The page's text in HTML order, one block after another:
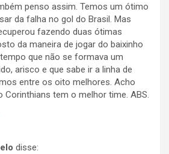
penso assim. Temos um ótimo
da falha no gol do Brasil. Mas
fazendo duas ótimas
da maneira de jogar do baixinho
que não se formava um
arisco e que sabe ir a linha de
entre os oito melhores. Acho
Corinthians tem o melhor time. ABS.
disse: